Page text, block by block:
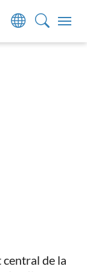
central de la